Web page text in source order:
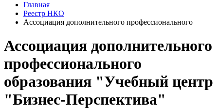
Главная
Реестр НКО
Ассоциация дополнительного профессионального
Ассоциация дополнительного
профессионального
образования "Учебный центр
"Бизнес-Перспектива"